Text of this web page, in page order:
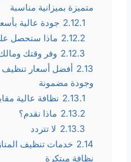
متميزة بميزانية مناسبة
2.12.1 جودة عالية
2.12.2 ماذا ستحصل
2.12.3 وفر وقتك
2.13 أفضل أسعار
وجودة مضمونة
2.13.1 نظافة عالية
2.13.2 ماذا نقدم؟
2.13.3 لا تتردد
2.14 خدمات تنظيف
نظافة مبتكرة